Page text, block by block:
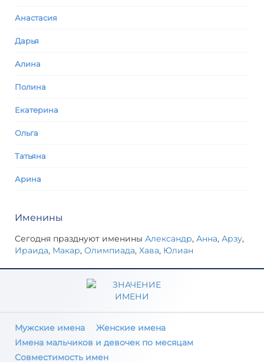
Анастасия
Дарья
Алина
Полина
Екатерина
Ольга
Татьяна
Арина
Именины
Сегодня празднуют именины Александр, Анна, Арзу,
Ираида, Макар, Олимпиада, Хава, Юлиан
Мужские имена
Женские имена
Имена мальчиков и девочек по месяцам
Совместимость имен